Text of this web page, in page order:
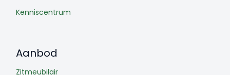
Kenniscentrum
Aanbod
Zitmeubilair